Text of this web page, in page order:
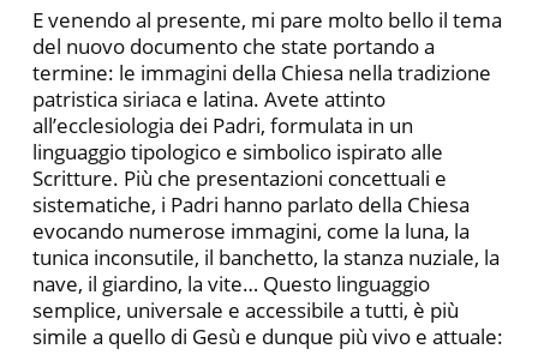
E venendo al presente, mi pare molto bello il tema
del nuovo documento che state portando a
termine: le immagini della Chiesa nella tradizione
patristica siriaca e latina. Avete attinto
all’ecclesiologia dei Padri, formulata in un
linguaggio tipologico e simbolico ispirato alle
Scritture. Più che presentazioni concettuali e
sistematiche, i Padri hanno parlato della Chiesa
evocando numerose immagini, come la luna, la
tunica inconsutile, il banchetto, la stanza nuziale, la
nave, il giardino, la vite… Questo linguaggio
semplice, universale e accessibile a tutti, è più
simile a quello di Gesù e dunque più vivo e attuale: